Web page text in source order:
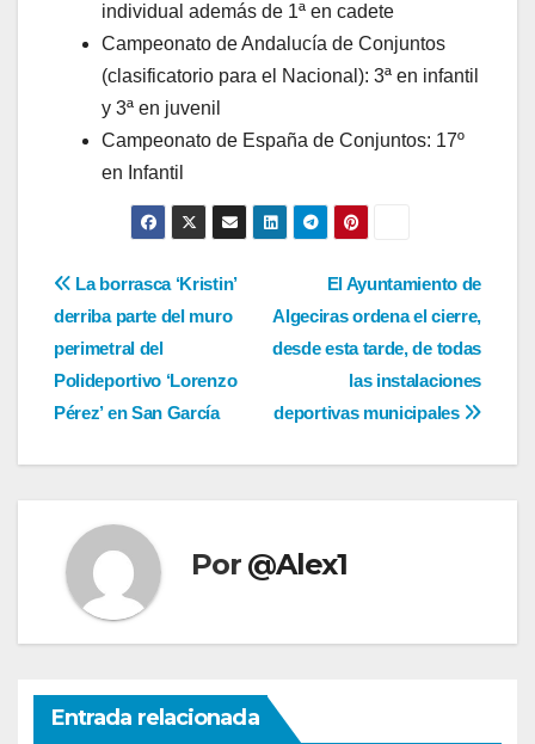
individual además de 1ª en cadete
Campeonato de Andalucía de Conjuntos
(clasificatorio para el Nacional): 3ª en infantil
y 3ª en juvenil
Campeonato de España de Conjuntos: 17º
en Infantil
Navegación
de
entradas
El Ayuntamiento de
Algeciras ordena el cierre,
desde esta tarde, de todas
las instalaciones
deportivas municipales
La borrasca ‘Kristin’
derriba parte del muro
perimetral del
Polideportivo ‘Lorenzo
Pérez’ en San García
Por @Alex1
Entrada relacionada